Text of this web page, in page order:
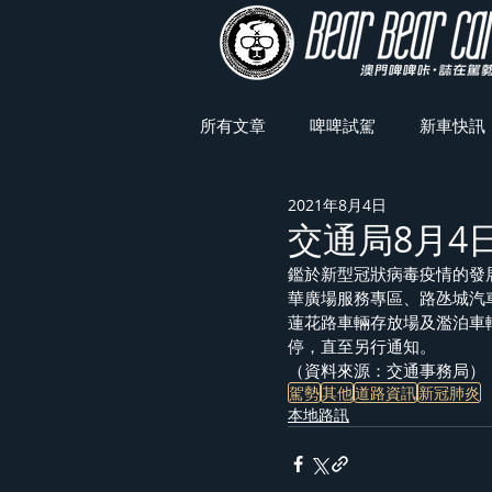
所有文章 啤啤試駕 新車快訊
車展焦點
交通局8月4
2021年8月4日
鑑於新型冠狀病毒疫情的
華廣場服務專區、路氹城
蓮花路車輛存放場及濫泊
停，直至另行通知。
（資料來源：交通事務局）
駕勢其他道路資訊新冠肺炎
本地路訊